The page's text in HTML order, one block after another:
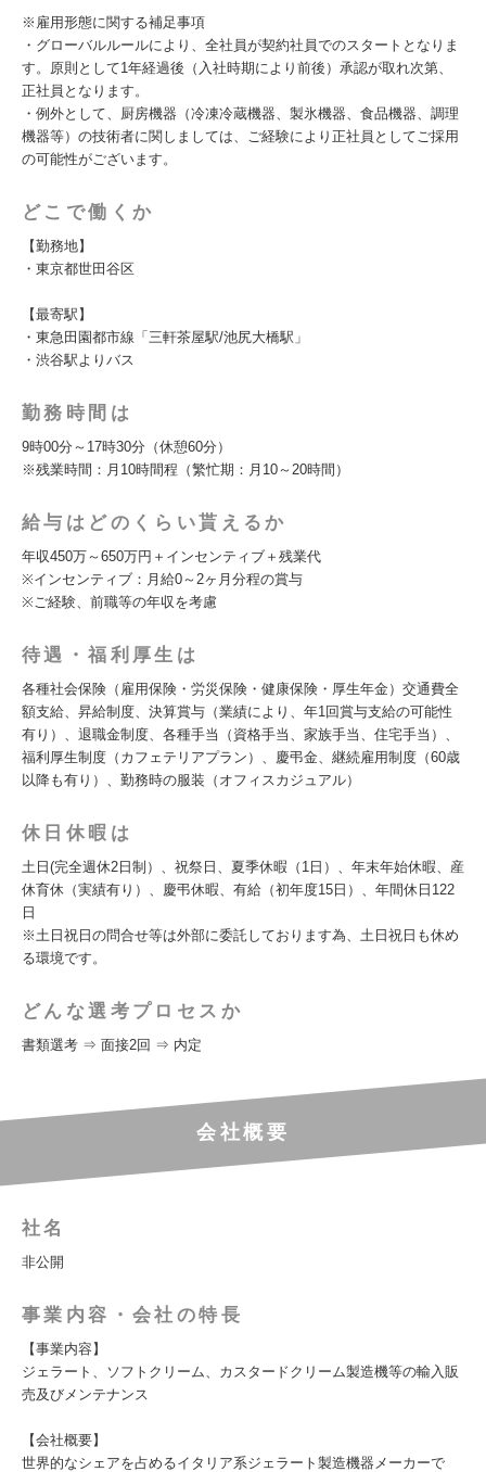
※雇用形態に関する補足事項
・グローバルルールにより、全社員が契約社員でのスタートとなりま
す。原則として1年経過後（入社時期により前後）承認が取れ次第、
正社員となります。
・例外として、厨房機器（冷凍冷蔵機器、製氷機器、食品機器、調理
機器等）の技術者に関しましては、ご経験により正社員としてご採用
の可能性がございます。
どこで働くか
【勤務地】
・東京都世田谷区
【最寄駅】
・東急田園都市線「三軒茶屋駅/池尻大橋駅」
・渋谷駅よりバス
勤務時間は
9時00分～17時30分（休憩60分）
※残業時間：月10時間程（繁忙期：月10～20時間）
給与はどのくらい貰えるか
年収450万～650万円＋インセンティブ＋残業代
※インセンティブ：月給0～2ヶ月分程の賞与
※ご経験、前職等の年収を考慮
待遇・福利厚生は
各種社会保険（雇用保険・労災保険・健康保険・厚生年金）交通費全
額支給、昇給制度、決算賞与（業績により、年1回賞与支給の可能性
有り）、退職金制度、各種手当（資格手当、家族手当、住宅手当）、
福利厚生制度（カフェテリアプラン）、慶弔金、継続雇用制度（60歳
以降も有り）、勤務時の服装（オフィスカジュアル）
休日休暇は
土日(完全週休2日制）、祝祭日、夏季休暇（1日）、年末年始休暇、産
休育休（実績有り）、慶弔休暇、有給（初年度15日）、年間休日122
日
※土日祝日の問合せ等は外部に委託しております為、土日祝日も休め
る環境です。
どんな選考プロセスか
書類選考 ⇒ 面接2回 ⇒ 内定
会社概要
社名
非公開
事業内容・会社の特長
【事業内容】
ジェラート、ソフトクリーム、カスタードクリーム製造機等の輸入販
売及びメンテナンス
【会社概要】
世界的なシェアを占めるイタリア系ジェラート製造機器メーカーで